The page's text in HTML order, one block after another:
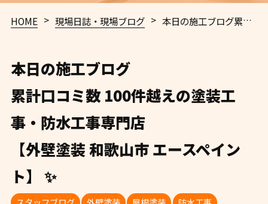
HOME > 現場日誌・現場ブログ > 本日の施工ブログ累計口コミ数 100件越えの塗装工事・防水工事専門店
本日の施工ブログ
累計口コミ数 100件越えの塗装工
事・防水工事専門店
【外壁塗装 和歌山市 エースペイン
ト】 ✨